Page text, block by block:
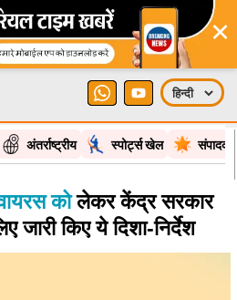
×
अंतर्राष्ट्रीय स्पोर्ट्स खेल
कोलेकर केंद्र सरकार
जारी किए ये दिशा-निर्देश